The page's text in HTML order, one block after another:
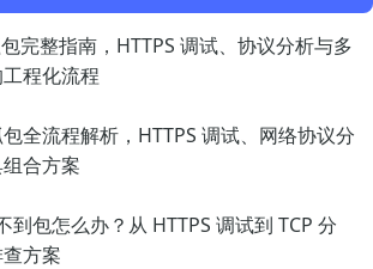
完整指南，HTTPS 调试、协议分析与多
程化流程
包全流程解析，HTTPS 调试、网络协议分
合方案
到包怎么办？从 HTTPS 调试到 TCP 分
方案